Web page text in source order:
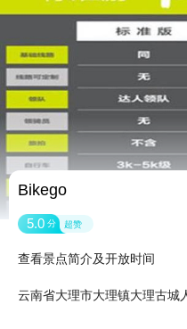
Bikego
5.0 分 超赞
查看景点简介及开放时间
云南省大理市大理镇大理古城
